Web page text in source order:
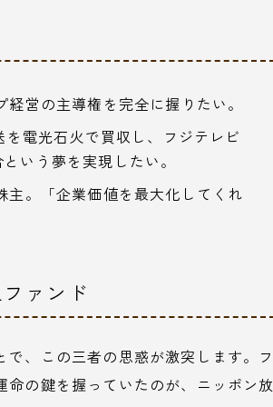
営の主導権を完全に握りたい。
電光石火で買収し、フジテレビ
いう夢を実現したい。
主。「企業価値を最大化してくれ
ァンド
、この三者の思惑が激突します。フ
の鍵を握っていたのが、ニッポン放